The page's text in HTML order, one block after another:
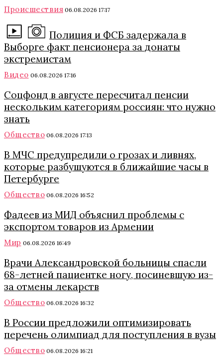
Происшествия 06.08.2026 17:17
Полиция и ФСБ задержала в
Выборге факт пенсионера за донаты
экстремистам
Видео 06.08.2026 17:16
Соцфонд в августе пересчитал пенсии
нескольким категориям россиян: что нужно
знать
Общество 06.08.2026 17:13
В МЧС предупредили о грозах и ливнях,
которые разбушуются в ближайшие часы в
Петербурге
Общество 06.08.2026 16:52
Фадеев из МИД объяснил проблемы с
экспортом товаров из Армении
Мир 06.08.2026 16:49
Врачи Александровской больницы спасли
68-летней пациентке ногу, посиневшую из-
за отмены лекарств
Общество 06.08.2026 16:32
В России предложили оптимизировать
перечень олимпиад для поступления в вузы
Общество 06.08.2026 16:21